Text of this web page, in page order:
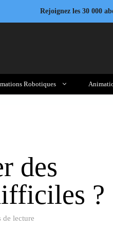
Rejoignez les 30 000
Robotiques
des
?
de lecture